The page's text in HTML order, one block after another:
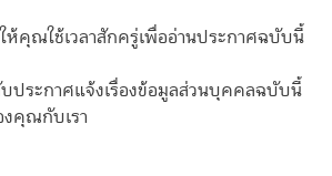
ให้คุณใช้เวลาสักครู่เพื่ออ่านประกาศฉบับนี้
ประกาศแจ้งเรื่องข้อมูลส่วนบุคคลฉบับนี้
คุณกับเรา